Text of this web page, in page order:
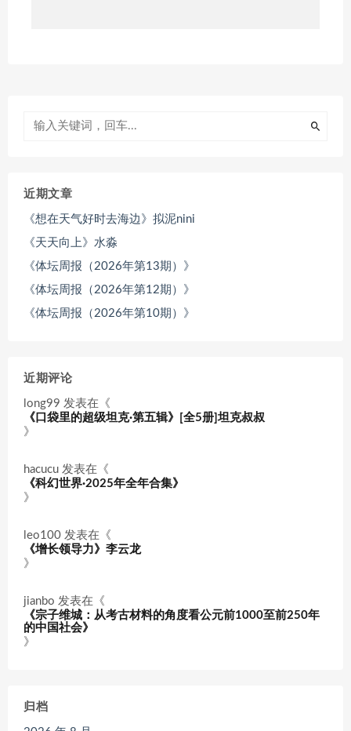
近期文章
《想在天气好时去海边》拟泥nini
《天天向上》水淼
《体坛周报（2026年第13期）》
《体坛周报（2026年第12期）》
《体坛周报（2026年第10期）》
近期评论
long99 发表在《
《口袋里的超级坦克·第五辑》[全5册]坦克叔叔
》
hacucu 发表在《
《科幻世界·2025年全年合集》
》
leo100 发表在《
《增长领导力》李云龙
》
jianbo 发表在《
《宗子维城：从考古材料的角度看公元前1000至前250年
的中国社会》
》
归档